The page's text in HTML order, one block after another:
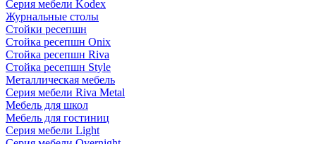
Серия мебели Kodex
Журнальные столы
Стойки ресепшн
Стойка ресепшн Onix
Стойка ресепшн Riva
Стойка ресепшн Style
Металлическая мебель
Серия мебели Riva Metal
Мебель для школ
Мебель для гостиниц
Серия мебели Light